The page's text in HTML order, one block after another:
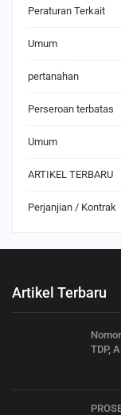
Peraturan Terkait
Umum
pertanahan
Perseroan terbatas
Umum
ARTIKEL TERBARU
Perjanjian / Kontrak
Artikel Terbaru
TDP,